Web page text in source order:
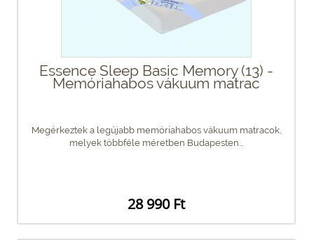
Essence Sleep Basic Memory (13) -
Memóriahabos vákuum matrac
Megérkeztek a legújabb memóriahabos vákuum matracok,
melyek többféle méretben Budapesten...
28 990 Ft